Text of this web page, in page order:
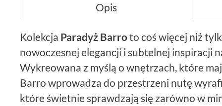
Opis
Kolekcja Paradyż Barroto coś więcej niż
nowoczesnej elegancji i subtelnej inspiracji
Wykreowana z myślą o wnętrzach, które
Barro wprowadza do przestrzeni nutę
które świetnie sprawdzają się zarówno w